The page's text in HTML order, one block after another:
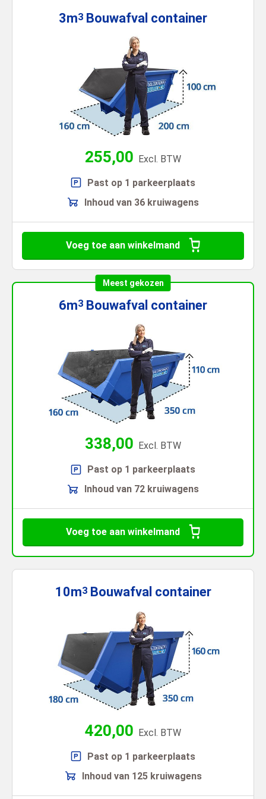
3m3 Bouwafval container
255,00 Excl. BTW
Past op 1 parkeerplaats
Inhoud van 36 kruiwagens
Voeg toe aan winkelmand
Meest gekozen
6m3 Bouwafval container
338,00 Excl. BTW
Past op 1 parkeerplaats
Inhoud van 72 kruiwagens
Voeg toe aan winkelmand
10m3 Bouwafval container
420,00 Excl. BTW
Past op 1 parkeerplaats
Inhoud van 125 kruiwagens